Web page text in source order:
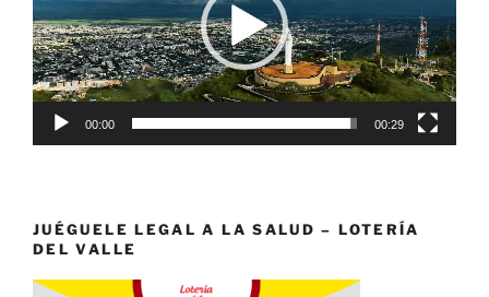
00:00 00:29
JUÉGUELE LEGAL A LA SALUD – LOTERÍA
DEL VALLE